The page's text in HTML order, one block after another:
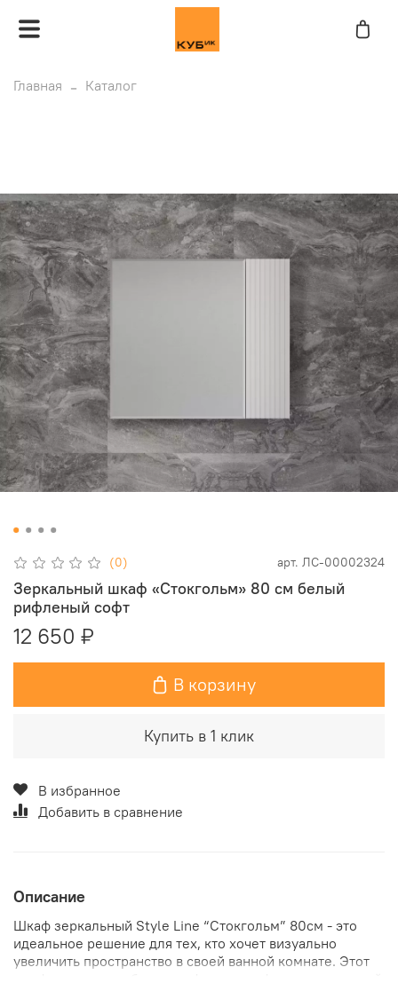
Главная Каталог
(0) арт. ЛС-00002324
Зеркальный шкаф «Стокгольм» 80 см белый
рифленый софт
12 650 ₽
В корзину
Купить в 1 клик
В избранное
Добавить в сравнение
Описание
Шкаф зеркальный Style Line “Стокгольм” 80см - это
идеальное решение для тех, кто хочет визуально
увеличить пространство в своей ванной комнате. Этот